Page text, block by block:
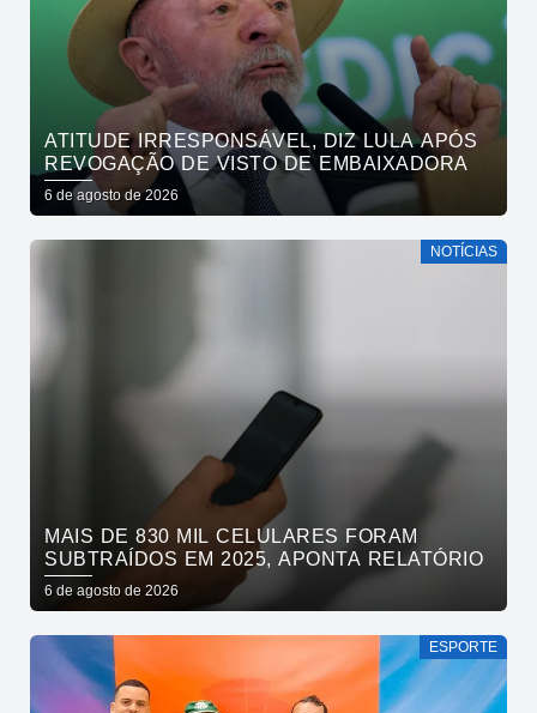
ATITUDE IRRESPONSÁVEL, DIZ LULA APÓS
REVOGAÇÃO DE VISTO DE EMBAIXADORA
6 de agosto de 2026
NOTÍCIAS
MAIS DE 830 MIL CELULARES FORAM
SUBTRAÍDOS EM 2025, APONTA RELATÓRIO
6 de agosto de 2026
ESPORTE